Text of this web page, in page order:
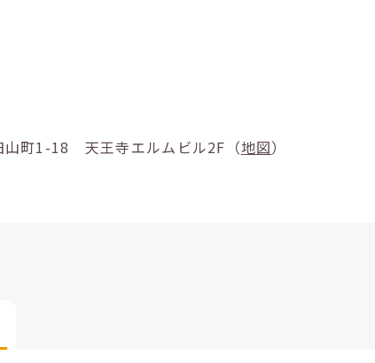
区茶臼山町1-18 天王寺エルムビル2F（地図）